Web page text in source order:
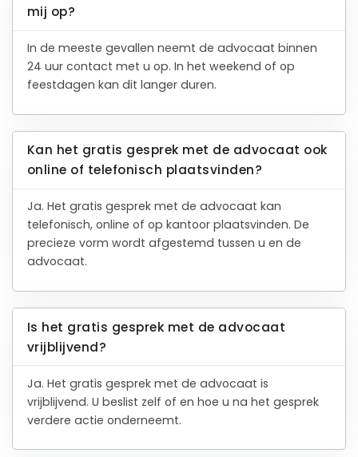
mij op?
In de meeste gevallen neemt de advocaat binnen
24 uur contact met u op. In het weekend of op
feestdagen kan dit langer duren.
Kan het gratis gesprek met de advocaat ook
online of telefonisch plaatsvinden?
Ja. Het gratis gesprek met de advocaat kan
telefonisch, online of op kantoor plaatsvinden. De
precieze vorm wordt afgestemd tussen u en de
advocaat.
Is het gratis gesprek met de advocaat
vrijblijvend?
Ja. Het gratis gesprek met de advocaat is
vrijblijvend. U beslist zelf of en hoe u na het gesprek
verdere actie onderneemt.